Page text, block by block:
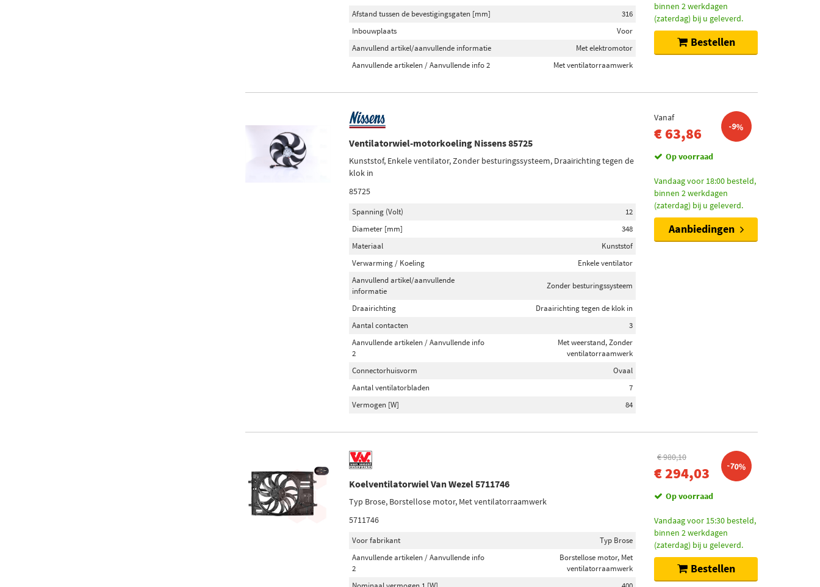
Afstand tussen de bevestigingsgaten [mm]
316
Inbouwplaats
Voor
Aanvullend artikel/aanvullende informatie
Met elektromotor
Aanvullende artikelen / Aanvullende info 2
Met ventilatorraamwerk
binnen 2 werkdagen
(zaterdag) bij u geleverd.
Bestellen
Ventilatorwiel-motorkoeling Nissens 85725
Kunststof, Enkele ventilator, Zonder besturingssysteem, Draairichting tegen de
klok in
85725
Spanning (Volt)
12
Diameter [mm]
348
Materiaal
Kunststof
Verwarming / Koeling
Enkele ventilator
Aanvullend artikel/aanvullende
informatie
Zonder besturingssysteem
Draairichting
Draairichting tegen de klok in
Aantal contacten
3
Aanvullende artikelen / Aanvullende info
2
Met weerstand, Zonder
ventilatorraamwerk
Connectorhuisvorm
Ovaal
Aantal ventilatorbladen
7
Vermogen [W]
84
Vanaf
€ 63,86 -9%
Op voorraad
Vandaag voor 18:00 besteld,
binnen 2 werkdagen
(zaterdag) bij u geleverd.
Aanbiedingen
Koelventilatorwiel Van Wezel 5711746
Typ Brose, Borstellose motor, Met ventilatorraamwerk
5711746
Voor fabrikant
Typ Brose
Aanvullende artikelen / Aanvullende info
2
Borstellose motor, Met
ventilatorraamwerk
€ 980,10
€ 294,03 -70%
Op voorraad
Vandaag voor 15:30 besteld,
binnen 2 werkdagen
(zaterdag) bij u geleverd.
Bestellen